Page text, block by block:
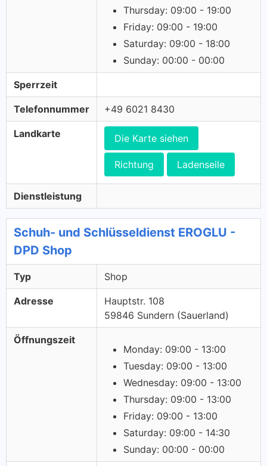
Thursday: 09:00 - 19:00
Friday: 09:00 - 19:00
Saturday: 09:00 - 18:00
Sunday: 00:00 - 00:00
Sperrzeit
Telefonnummer +49 6021 8430
Landkarte Die Karte siehen
Richtung Ladenseile
Dienstleistung
Schuh- und Schlüsseldienst EROGLU -
DPD Shop
Typ Shop
Adresse
Hauptstr. 108
59846 Sundern (Sauerland)
Öffnungszeit
Monday: 09:00 - 13:00
Tuesday: 09:00 - 13:00
Wednesday: 09:00 - 13:00
Thursday: 09:00 - 13:00
Friday: 09:00 - 13:00
Saturday: 09:00 - 14:30
Sunday: 00:00 - 00:00